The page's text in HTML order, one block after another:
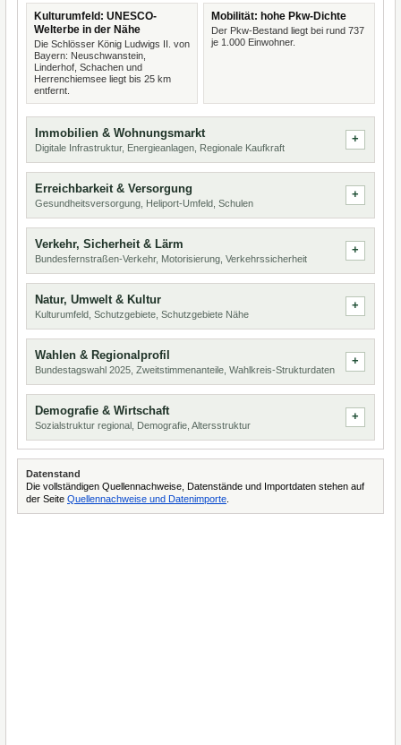
Kulturumfeld: UNESCO-
Welterbe in der Nähe
Die Schlösser König Ludwigs II. von
Bayern: Neuschwanstein,
Linderhof, Schachen und
Herrenchiemsee liegt bis 25 km
entfernt.
Mobilität: hohe Pkw-Dichte
Der Pkw-Bestand liegt bei rund 737
je 1.000 Einwohner.
Immobilien & Wohnungsmarkt
Digitale Infrastruktur, Energieanlagen, Regionale Kaufkraft
Erreichbarkeit & Versorgung
Gesundheitsversorgung, Heliport-Umfeld, Schulen
Verkehr, Sicherheit & Lärm
Bundesfernstraßen-Verkehr, Motorisierung, Verkehrssicherheit
Natur, Umwelt & Kultur
Kulturumfeld, Schutzgebiete, Schutzgebiete Nähe
Wahlen & Regionalprofil
Bundestagswahl 2025, Zweitstimmenanteile, Wahlkreis-Strukturdaten
Demografie & Wirtschaft
Sozialstruktur regional, Demografie, Altersstruktur
Datenstand
Die vollständigen Quellennachweise, Datenstände und Importdaten stehen auf
der Seite Quellennachweise und Datenimporte